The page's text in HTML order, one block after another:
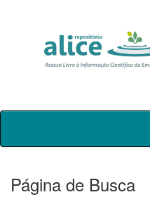
Skip
Página de Busca